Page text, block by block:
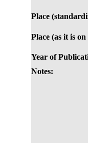
Place
Place (as it is
Year of
Notes: